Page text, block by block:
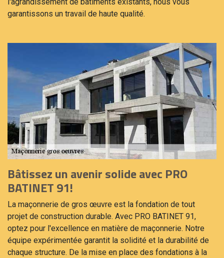
l'agrandissement de bâtiments existants, nous vous
garantissons un travail de haute qualité.
Bâtissez un avenir solide avec PRO
BATINET 91!
La maçonnerie de gros œuvre est la fondation de tout
projet de construction durable. Avec PRO BATINET 91,
optez pour l'excellence en matière de maçonnerie. Notre
équipe expérimentée garantit la solidité et la durabilité de
chaque structure. De la mise en place des fondations à la